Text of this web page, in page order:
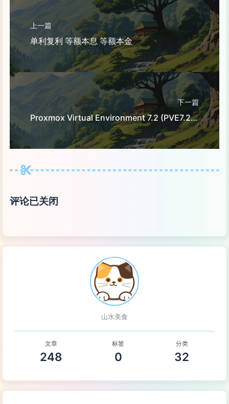
上一篇
单利复利 等额本息 等额本金
下一篇
Proxmox Virtual Environment 7.2 (PVE7.2) 通过 LXC 安装 AlmaLinux 9
评论已关闭
山水美食
文章
248
标签
0
分类
32